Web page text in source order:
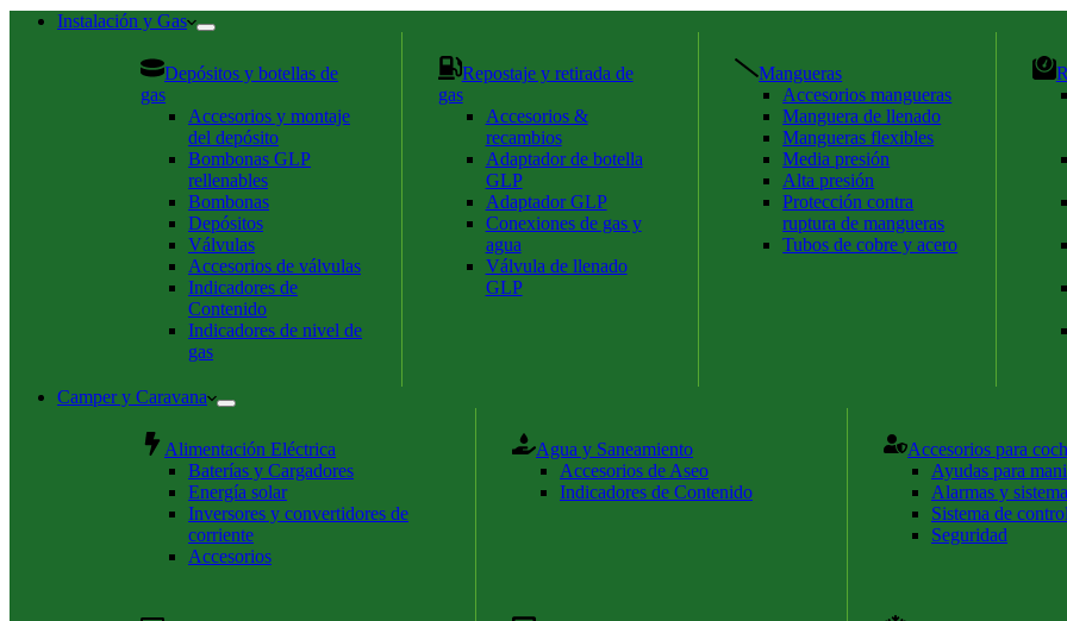
compraInstalación y Gas
Depósitos y botellas de
gas
Accesorios y montaje
del depósito
Bombonas GLP
rellenables
Bombonas
Depósitos
Válvulas
Accesorios de válvulas
Indicadores de
Contenido
Indicadores de nivel de
gas
Repostaje y retirada de
gas
Accesorios &
recambios
Adaptador de botella
GLP
Adaptador GLP
Conexiones de gas y
agua
Válvula de llenado
GLP
Mangueras
Accesorios mangueras
Manguera de llenado
Mangueras flexibles
Media presión
Alta presión
Protección contra
ruptura de mangueras
Tubos de cobre y acero
Camper y Caravana
Alimentación Eléctrica
Baterías y Cargadores
Energía solar
Inversores y convertidores de
corriente
Accesorios
Agua y Saneamiento
Accesorios de Aseo
Indicadores de Contenido
Accesorios para
Ayudas para
Alarmas y
Sistema de
Seguridad